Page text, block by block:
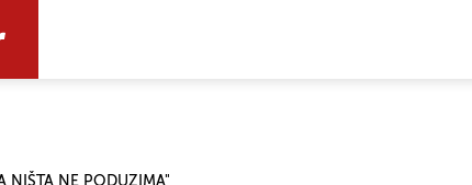
NIŠTA NE PODUZIMA"